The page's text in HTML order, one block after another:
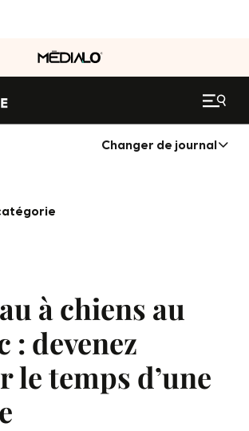
Changer de journal
à chiens au
: devenez
le temps d’une